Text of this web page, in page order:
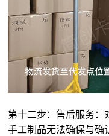
第十二步：售后服务：
手工制品无法确保与确